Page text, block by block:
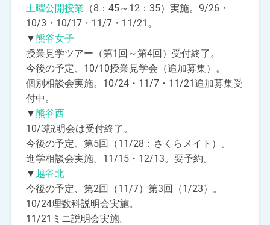
土曜公開授業 （8：45～12：35）実施。9/26・
10/3・10/17・11/7・11/21。
▼熊谷女子
授業見学ツアー（第1回～第4回）受付終了。
今後の予定、10/10授業見学会（追加募集）。
個別相談会実施。10/24・11/7・11/21追加募集受
付中。
▼熊谷西
10/3説明会は受付終了。
今後の予定、第5回（11/28：さくらメイト）。
進学相談会実施。11/15・12/13。要予約。
▼ 越谷北
今後の予定、第2回（11/7）第3回（1/23）。
10/24理数科説明会実施。
11/21ミニ説明会実施。